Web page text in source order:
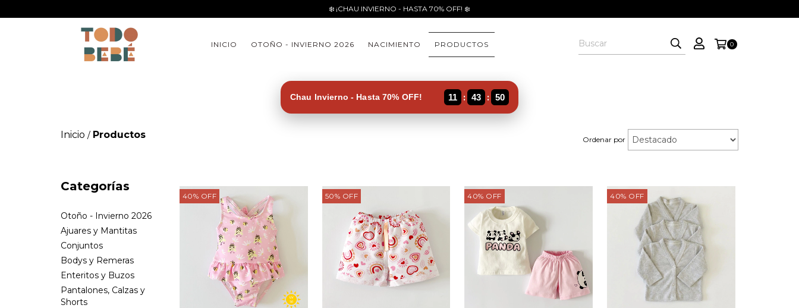
❄️ ¡CHAU INVIERNO - HASTA 70% OFF! ❄️
INICIO OTOÑO - INVIERNO 2026 NACIMIENTO PRODUCTOS 0
Chau Invierno - Hasta 70% OFF! 11 : 43 : 49
Inicio / Productos Ordenar por
Categorías
Otoño - Invierno 2026
Ajuares y Mantitas
Conjuntos
Bodys y Remeras
Enteritos y Buzos
Pantalones, Calzas y
Shorts
40% OFF 50% OFF 40% OFF 40% OFF